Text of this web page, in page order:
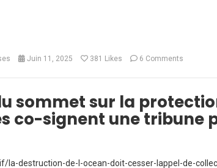
Juin 11, 2025 381 Likes 6 Comments
sommet sur la
co-signent une tribune
la-destruction-de-l-ocean-doit-cesser-lappel-de-